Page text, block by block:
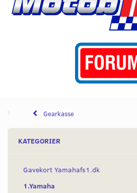
Gearkasse
KATEGORIER
Gavekort Yamahafs1.dk
1.Yamaha